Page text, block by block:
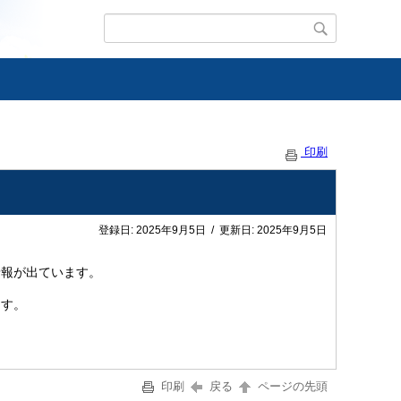
印刷
登録日: 2025年9月5日 / 更新日: 2025年9月5日
が出ています。
。
印刷 戻る ページの先頭